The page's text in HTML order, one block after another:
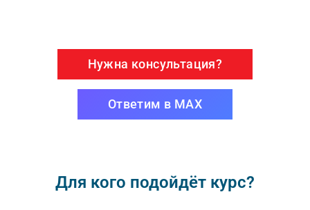
Нужна консультация?
Ответим в MAX
Для кого подойдёт курс?